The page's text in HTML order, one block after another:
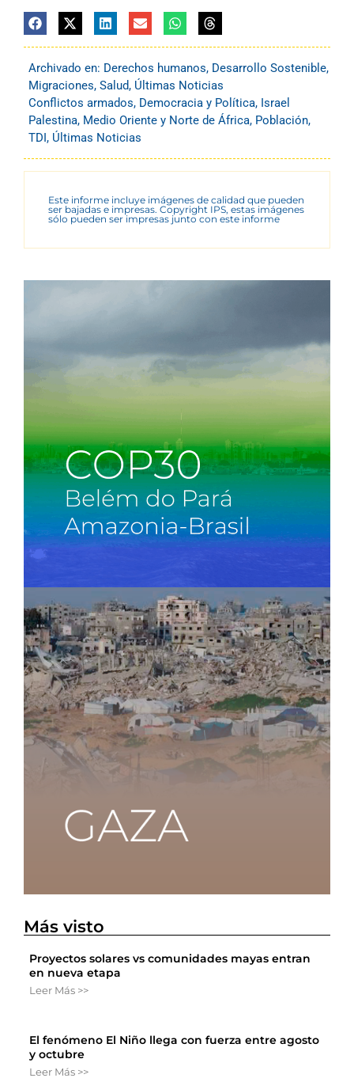
Archivado en: Derechos humanos, Desarrollo Sostenible,
Migraciones, Salud, Últimas Noticias
Conflictos armados, Democracia y Política, Israel
Palestina, Medio Oriente y Norte de África, Población,
TDI, Últimas Noticias
Este informe incluye imágenes de calidad que pueden
ser bajadas e impresas. Copyright IPS, estas imágenes
sólo pueden ser impresas junto con este informe
Más visto
Proyectos solares vs comunidades mayas entran
en nueva etapa
Leer Más >>
El fenómeno El Niño llega con fuerza entre agosto
y octubre
Leer Más >>